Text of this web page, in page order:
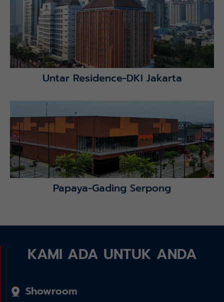
Untar Residence-DKI Jakarta
Lihat Detail Proyek
Papaya-Gading Serpong
KAMI ADA UNTUK ANDA
Showroom